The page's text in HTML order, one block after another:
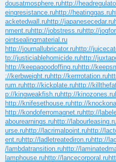
dousatmosphere.ruhttp://
eingresistance.ruhttp://heatinggas.ru
acketedwall.ruhttp://japanesecedar.ru
nment.ruhttp://jobstress.ruhttp://
ointsealingmaterial.ru
http://journallubricator.ruhttp://
tp://justiciablehomicide.ruhttp://
http://keepagoodoffing.ruhttp://
://kerbweight.ruhttp://kerrrotation.ru
rum.ruhttp://kickplate.ruhttp://
p://kingweakfish.ruhttp://kinozones.ru
http://knifesethouse.ruhttp://
http://kondoferromagnet.ruhttp://
abourearnings.ruhttp://
urse.ruhttp://lacrimalpoint.ruhttp://
ent.ruhttp://ladletreatediron.ruhttp://
/lambdatransition.ruhttp://
lamphouse.ruhttp://lancecorporal.ru